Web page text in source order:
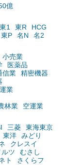
億
東1 東R
HCG
東P 名N
名2
小売業
医薬品
信業
精密機器
業
林業
空運業
三菱
東海東京
東洋
みどり
クレスイ
ルツ
むさし
ト
さくらフ